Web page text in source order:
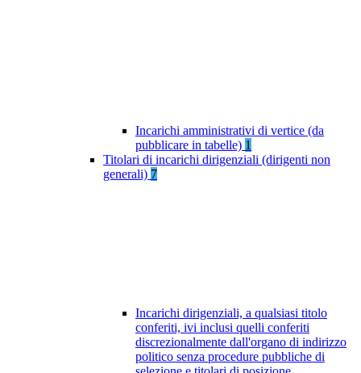
Incarichi amministrativi di vertice (da
pubblicare in tabelle) 1
Titolari di incarichi dirigenziali (dirigenti non
generali) 7
Incarichi dirigenziali, a qualsiasi titolo
conferiti, ivi inclusi quelli conferiti
discrezionalmente dall'organo di indirizzo
politico senza procedure pubbliche di